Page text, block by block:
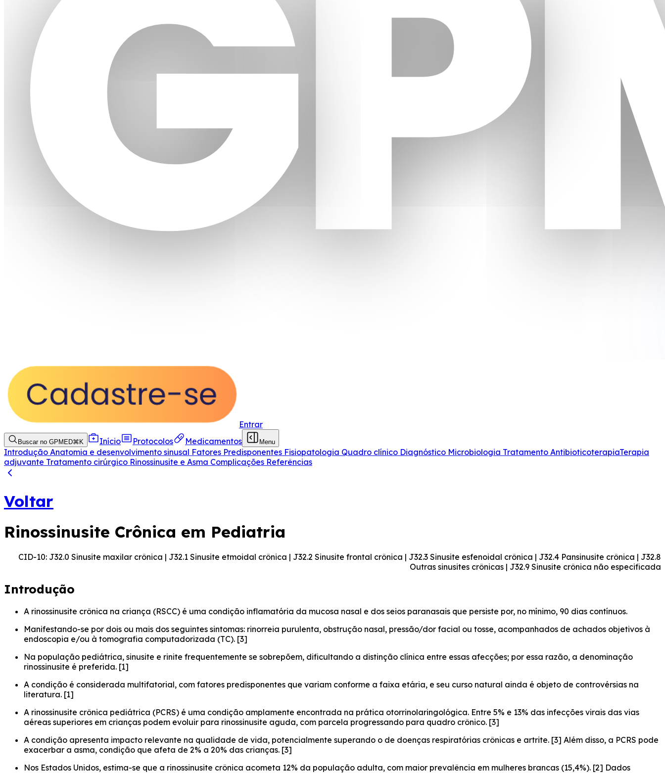
Entrar
Buscar no GPMED⌘ K Início Protocolos Medicamentos Menu
Introdução Anatomia e desenvolvimento sinusal Fatores Predisponentes Fisiopatologia Quadro clínico Diagnóstico Microbiologia Tratamento AntibioticoterapiaTerapia
adjuvante Tratamento cirúrgico Rinossinusite e Asma Complicações Referências
Voltar
Rinossinusite Crônica em Pediatria
CID-10: J32.0 Sinusite maxilar crônica | J32.1 Sinusite etmoidal crônica | J32.2 Sinusite frontal crônica | J32.3 Sinusite esfenoidal crônica | J32.4 Pansinusite crônica | J32.8
Outras sinusites crônicas | J32.9 Sinusite crônica não especificada
Introdução
A rinossinusite crônica na criança (RSCC) é uma condição inflamatória da mucosa nasal e dos seios paranasais que persiste por, no mínimo, 90 dias contínuos.
Manifestando-se por dois ou mais dos seguintes sintomas: rinorreia purulenta, obstrução nasal, pressão/dor facial ou tosse, acompanhados de achados objetivos à
endoscopia e/ou à tomografia computadorizada (TC). [3]
Na população pediátrica, sinusite e rinite frequentemente se sobrepõem, dificultando a distinção clínica entre essas afecções; por essa razão, a denominação
rinossinusite é preferida. [1]
A condição é considerada multifatorial, com fatores predisponentes que variam conforme a faixa etária, e seu curso natural ainda é objeto de controvérsias na
literatura. [1]
A rinossinusite crônica pediátrica (PCRS) é uma condição amplamente encontrada na prática otorrinolaringológica. Entre 5% e 13% das infecções virais das vias
aéreas superiores em crianças podem evoluir para rinossinusite aguda, com parcela progressando para quadro crônico. [3]
A condição apresenta impacto relevante na qualidade de vida, potencialmente superando o de doenças respiratórias crônicas e artrite. [3] Além disso, a PCRS pode
exacerbar a asma, condição que afeta de 2% a 20% das crianças. [3]
Nos Estados Unidos, estima-se que a rinossinusite crônica acometa 12% da população adulta, com maior prevalência em mulheres brancas (15,4%). [2] Dados